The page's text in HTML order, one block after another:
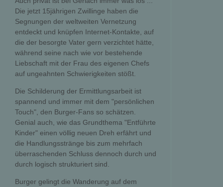
Die jetzt 15jährigen Zwillinge haben die
Segnungen der weltweiten Vernetzung
entdeckt und knüpfen Internet-Kontakte, auf
die der besorgte Vater gern verzichtet hätte,
während seine nach wie vor bestehende
Liebschaft mit der Frau des eigenen Chefs
auf ungeahnten Schwierigkeiten stößt.
Die Schilderung der Ermittlungsarbeit ist
spannend und immer mit dem "persönlichen
Touch", den Burger-Fans so schätzen.
Genial auch, wie das Grundthema "Entführte
Kinder" einen völlig neuen Dreh erfährt und
die Handlungsstränge bis zum mehrfach
überraschenden Schluss dennoch durch und
durch logisch strukturiert sind.
Burger gelingt die Wanderung auf dem